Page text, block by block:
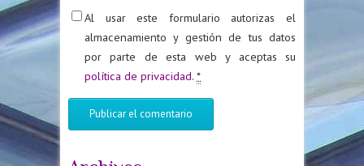
Al usar este formulario autorizas el
almacenamiento y gestión de tus datos
por parte de esta web y aceptas su
política de privacidad. *